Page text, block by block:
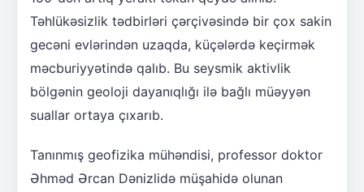
Təhlükəsizlik tədbirləri çərçivəsində bir çox sakin
gecəni evlərindən uzaqda, küçələrdə keçirmək
məcburiyyətində qalıb. Bu seysmik aktivlik
bölgənin geoloji dayanıqlığı ilə bağlı müəyyən
suallar ortaya çıxarıb.
Tanınmış geofizika mühəndisi, professor doktor
Əhməd Ərcan Dənizlidə müşahidə olunan